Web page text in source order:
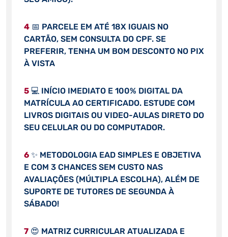
4📅 PARCELE EM ATÉ 18X IGUAIS NO
CARTÃO, SEM CONSULTA DO CPF. SE
PREFERIR, TENHA UM BOM DESCONTO NO PIX
À VISTA
5💻 INÍCIO IMEDIATO E 100% DIGITAL DA
MATRÍCULA AO CERTIFICADO. ESTUDE COM
LIVROS DIGITAIS OU VIDEO-AULAS DIRETO DO
SEU CELULAR OU DO COMPUTADOR.
6✨ METODOLOGIA EAD SIMPLES E OBJETIVA
E COM 3 CHANCES SEM CUSTO NAS
AVALIAÇÕES (MÚLTIPLA ESCOLHA), ALÉM DE
SUPORTE DE TUTORES DE SEGUNDA À
SÁBADO!
7😍 MATRIZ CURRICULAR ATUALIZADA E